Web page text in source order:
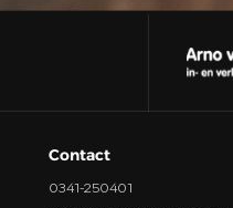
Contact
0341-250401